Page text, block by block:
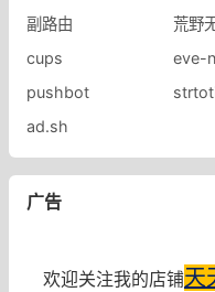
副路由
荒野
cups
eve-
pushbot
ad.sh
广告
欢迎关注我的店铺天